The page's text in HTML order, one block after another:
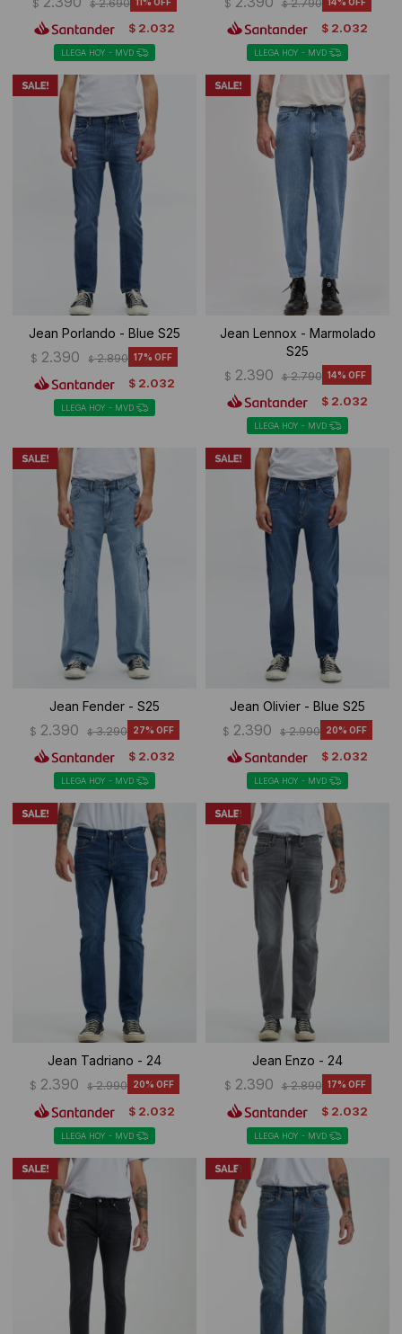
$ $ 2.690
$ 2.032
LLEGA HOY - MVD
$ $ 2.790
$ 2.032
LLEGA HOY - MVD
Jean Porlando - Blue S25
$ 2.390 $ 2.890 17
$ 2.032
LLEGA HOY - MVD
Jean Lennox - Marmolado
S25
$ 2.390 $ 2.790 14
$ 2.032
LLEGA HOY - MVD
Jean Fender - S25
$ 2.390 $ 3.290 27
$ 2.032
LLEGA HOY - MVD
Jean Olivier - Blue S25
$ 2.390 $ 2.990 20
$ 2.032
LLEGA HOY - MVD
Jean Tadriano - 24
$ 2.390 $ 2.990 20
$ 2.032
LLEGA HOY - MVD
Jean Enzo - 24
$ 2.390 $ 2.890 17
$ 2.032
LLEGA HOY - MVD